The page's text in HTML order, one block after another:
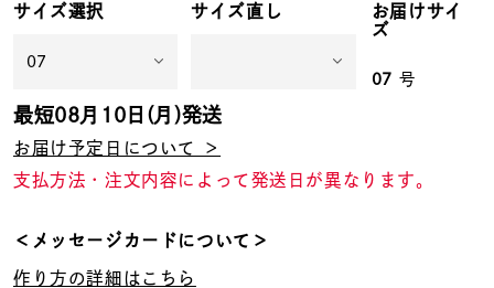
価格
在庫 在庫ありのみ
サイズ選択 サイズ直し
お届けサイ
ズ
07 号
最短08月10日(月)発送
お届け予定日について ＞
支払方法・注文内容によって発送日が異なります。
＜メッセージカードについて＞
作り方の詳細はこちら